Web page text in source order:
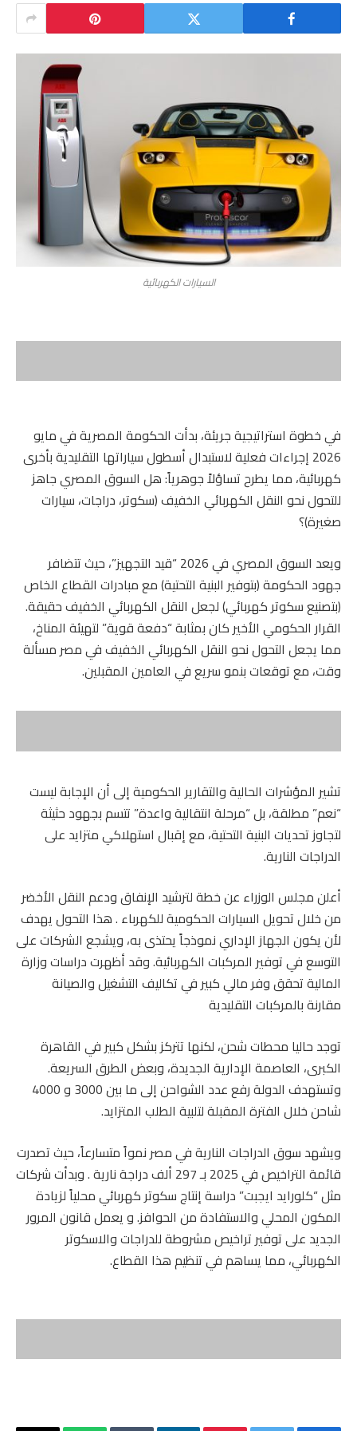
السيارات الكهربائية
في خطوة استراتيجية جريئة، بدأت الحكومة المصرية في مايو
2026 إجراءات فعلية لاستبدال أسطول سياراتها التقليدية بأخرى
كهربائية، مما يطرح تساؤلاً جوهرياً: هل السوق المصري جاهز
للتحول نحو النقل الكهربائي الخفيف (سكوتر، دراجات، سيارات
صغيرة)؟
ويعد السوق المصري في 2026 “قيد التجهيز”، حيث تتضافر
جهود الحكومة (بتوفير البنية التحتية) مع مبادرات القطاع الخاص
(بتصنيع سكوتر كهربائي) لجعل النقل الكهربائي الخفيف حقيقة.
القرار الحكومي الأخير كان بمثابة “دفعة قوية” لتهيئة المناخ،
مما يجعل التحول نحو النقل الكهربائي الخفيف في مصر مسألة
وقت، مع توقعات بنمو سريع في العامين المقبلين.
تشير المؤشرات الحالية والتقارير الحكومية إلى أن الإجابة ليست
“نعم” مطلقة، بل “مرحلة انتقالية واعدة” تتسم بجهود حثيثة
لتجاوز تحديات البنية التحتية، مع إقبال استهلاكي متزايد على
الدراجات النارية.
أعلن مجلس الوزراء عن خطة لترشيد الإنفاق ودعم النقل الأخضر
من خلال تحويل السيارات الحكومية للكهرباء . هذا التحول يهدف
لأن يكون الجهاز الإداري نموذجاً يحتذى به، ويشجع الشركات على
التوسع في توفير المركبات الكهربائية. وقد أظهرت دراسات وزارة
المالية تحقق وفر مالي كبير في تكاليف التشغيل والصيانة
مقارنة بالمركبات التقليدية
توجد حاليا محطات شحن، لكنها تتركز بشكل كبير في القاهرة
الكبرى، العاصمة الإدارية الجديدة، وبعض الطرق السريعة.
وتستهدف الدولة رفع عدد الشواحن إلى ما بين 3000 و 4000
شاحن خلال الفترة المقبلة لتلبية الطلب المتزايد.
ويشهد سوق الدراجات النارية في مصر نمواً متسارعاً، حيث تصدرت
قائمة التراخيص في 2025 بـ 297 ألف دراجة نارية . وبدأت شركات
مثل “كلورايد ايجبت” دراسة إنتاج سكوتر كهربائي محلياً لزيادة
المكون المحلي والاستفادة من الحوافز. و يعمل قانون المرور
الجديد على توفير تراخيص مشروطة للدراجات والاسكوتر
الكهربائي، مما يساهم في تنظيم هذا القطاع.